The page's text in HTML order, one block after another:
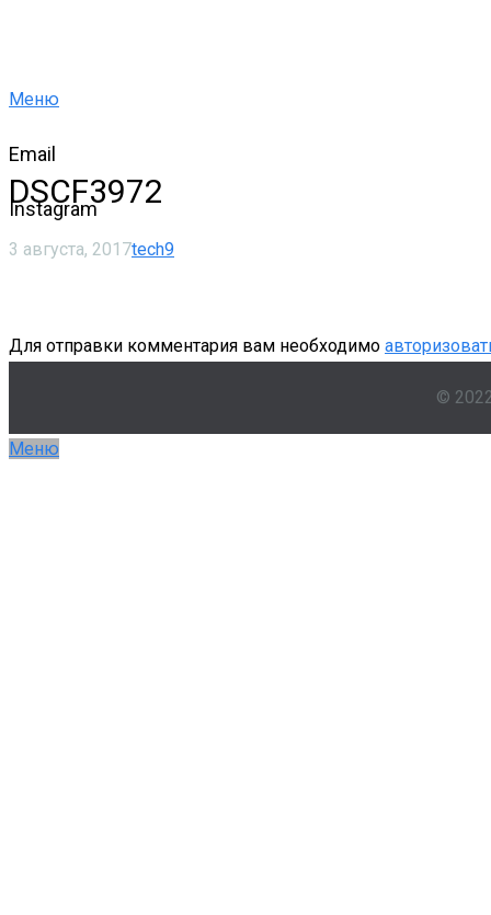
Меню
Email
Instagram
DSCF3972
3 августа, 2017tech9
Для отправки комментария вам необходимо
©
Меню